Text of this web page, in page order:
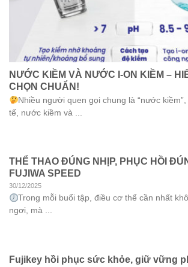
NƯỚC KIỀM VÀ NƯỚC I-ON KIỀM –
CHỌN CHUẨN!
Nhiều người quen gọi chung là “nước
tế, nước kiềm và ...
THỂ THAO ĐÚNG NHỊP, PHỤC HỒI
FUJIWA SPEED
30/12/2025
Trong mỗi buổi tập, điều cơ thể cần nhất
ngơi, mà ...
Fujikey hồi phục sức khỏe, giữ vững